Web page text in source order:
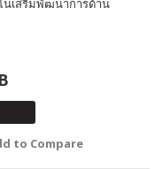
to Compare